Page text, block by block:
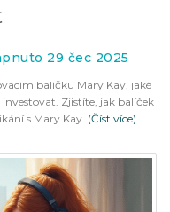
29 čec 2025
balíčku Mary Kay, jaké
Zjistíte, jak balíček
s Mary Kay. (Číst více)